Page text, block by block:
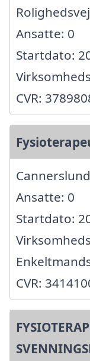
Ansatte: 0
Startdato:
CVR:
Ansatte: 0
Startdato:
CVR: